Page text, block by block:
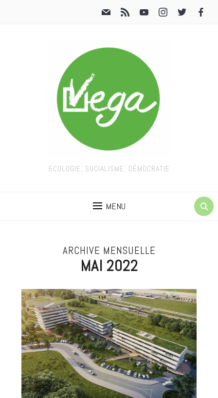
ECOLOGIE, SOCIALISME, DÉMOCRATIE
MENU
ARCHIVE MENSUELLE
MAI 2022